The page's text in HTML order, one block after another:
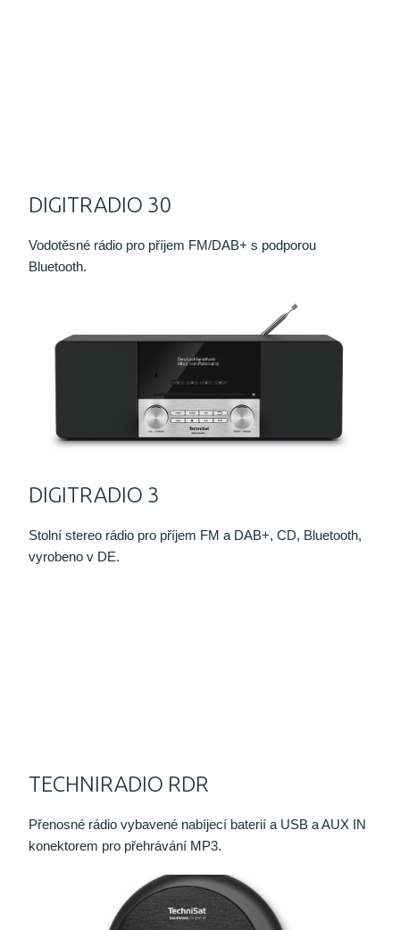
DIGITRADIO 30
Vodotěsné rádio pro příjem FM/DAB+ s podporou
Bluetooth.
DIGITRADIO 3
Stolní stereo rádio pro příjem FM a DAB+, CD, Bluetooth,
vyrobeno v DE.
TECHNIRADIO RDR
Přenosné rádio vybavené nabíjecí baterií a USB a AUX IN
konektorem pro přehrávání MP3.